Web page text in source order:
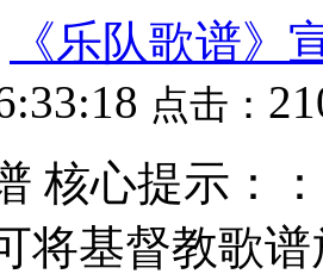
《乐队歌谱》
点击：
核心提示：
将基督教歌